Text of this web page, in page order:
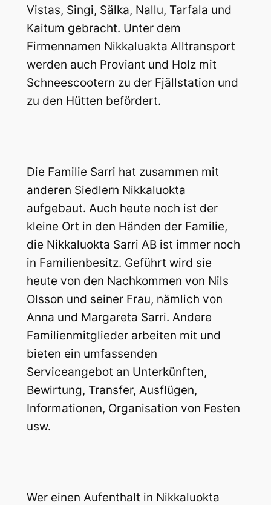
Vistas, Singi, Sälka, Nallu, Tarfala und
Kaitum gebracht. Unter dem
Firmennamen Nikkaluakta Alltransport
werden auch Proviant und Holz mit
Schneescootern zu der Fjällstation und
zu den Hütten befördert.
Die Familie Sarri hat zusammen mit
anderen Siedlern Nikkaluokta
aufgebaut. Auch heute noch ist der
kleine Ort in den Händen der Familie,
die Nikkaluokta Sarri AB ist immer noch
in Familienbesitz. Geführt wird sie
heute von den Nachkommen von Nils
Olsson und seiner Frau, nämlich von
Anna und Margareta Sarri. Andere
Familienmitglieder arbeiten mit und
bieten ein umfassenden
Serviceangebot an Unterkünften,
Bewirtung, Transfer, Ausflügen,
Informationen, Organisation von Festen
usw.
Wer einen Aufenthalt in Nikkaluokta